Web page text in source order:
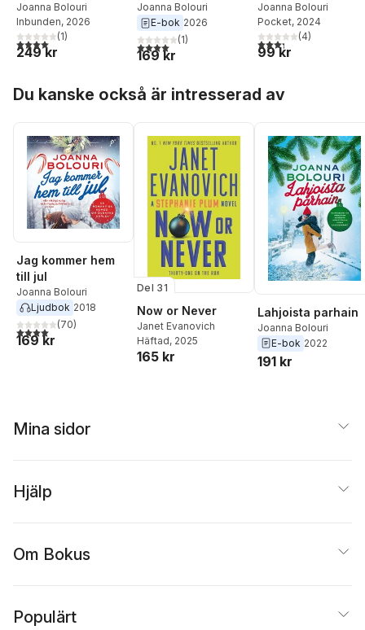
Joanna Bolouri
Inbunden, 2026
4,0utav 5 stjärnor. Totalt antal röster:
(1)
249 kr
Joanna Bolouri
E-bok 2026
4,0utav 5 stjärnor. Totalt antal röster:
(1)
169 kr
Joanna Bolouri
Pocket, 2024
3,3utav 5 stjärnor.
(4)
99 kr
Du kanske också är intresserad av
Jag kommer hem
till jul
Joanna Bolouri
Ljudbok 2018
4,0utav 5 stjärnor. Totalt antal röster:
(70)
169 kr
Del 31
Now or Never
Janet Evanovich
Häftad, 2025
165 kr
Lahjoista parhain
Joanna Bolouri
E-bok 2022
191 kr
Mina sidor
Hjälp
Om Bokus
Populärt